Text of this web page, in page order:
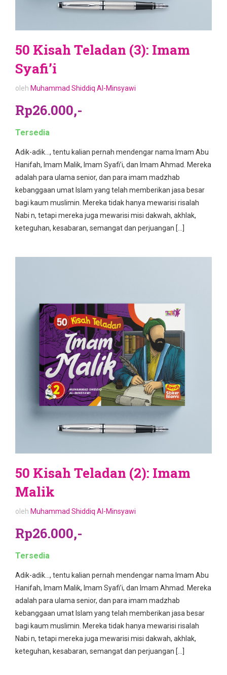
50 Kisah Teladan (3): Imam
Syafi’i
oleh Muhammad Shiddiq Al-Minsyawi
Rp26.000,-
Tersedia
Adik-adik…, tentu kalian pernah mendengar nama Imam Abu
Hanifah, Imam Malik, Imam Syafi’i, dan Imam Ahmad. Mereka
adalah para ulama senior, dan para imam madzhab
kebanggaan umat Islam yang telah memberikan jasa besar
bagi kaum muslimin. Mereka tidak hanya mewarisi risalah
Nabi n, tetapi mereka juga mewarisi misi dakwah, akhlak,
keteguhan, kesabaran, semangat dan perjuangan […]
50 Kisah Teladan (2): Imam
Malik
oleh Muhammad Shiddiq Al-Minsyawi
Rp26.000,-
Tersedia
Adik-adik…, tentu kalian pernah mendengar nama Imam Abu
Hanifah, Imam Malik, Imam Syafi’i, dan Imam Ahmad. Mereka
adalah para ulama senior, dan para imam madzhab
kebanggaan umat Islam yang telah memberikan jasa besar
bagi kaum muslimin. Mereka tidak hanya mewarisi risalah
Nabi n, tetapi mereka juga mewarisi misi dakwah, akhlak,
keteguhan, kesabaran, semangat dan perjuangan […]